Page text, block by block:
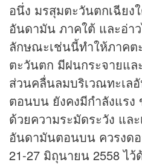
อนึ่ง มรสุมตะวันตกเฉียง
อันดามัน ภาคใต้ และอ่า
ลักษณะเช่นนี้ทำให้ภาคต
ตะวันตก มีฝนกระจายแ
ส่วนคลื่นลมบริเวณทะเล
ตอนบน ยังคงมีกำลังแรง
ด้วยความระมัดระวัง และ
อันดามันตอนบน ควรงด
21-27 มิถุนายน 2558 ไว้